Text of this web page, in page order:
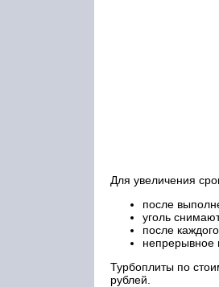
Для увеличения
после
уголь
после
непрерывное
Турбоплиты по
рублей.